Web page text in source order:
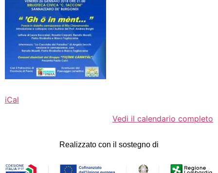
iCal
Vedi il calendario completo
Realizzato con il sostegno di